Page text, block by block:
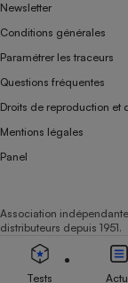
Newsletter
Conditions générales
Paramétrer les traceurs
Questions fréquentes
Droits de reproduction et
Mentions légales
Panel
Association
distributeurs depuis 1951.
Tests